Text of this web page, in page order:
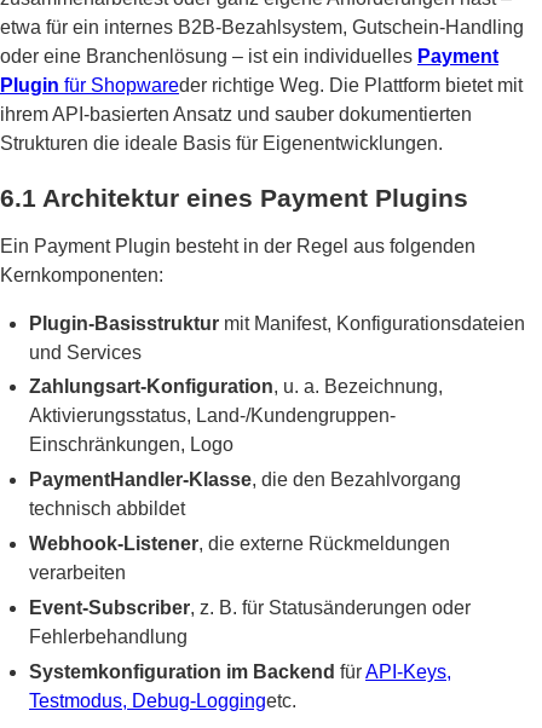
etwa für ein internes B2B-Bezahlsystem, Gutschein-Handling
oder eine Branchenlösung – ist ein individuelles Payment
Plugin für Shopwareder richtige Weg. Die Plattform bietet mit
ihrem API-basierten Ansatz und sauber dokumentierten
Strukturen die ideale Basis für Eigenentwicklungen.
6.1 Architektur eines Payment Plugins
Ein Payment Plugin besteht in der Regel aus folgenden
Kernkomponenten:
Plugin-Basisstruktur mit Manifest, Konfigurationsdateien
und Services
Zahlungsart-Konfiguration, u. a. Bezeichnung,
Aktivierungsstatus, Land-/Kundengruppen-
Einschränkungen, Logo
PaymentHandler-Klasse, die den Bezahlvorgang
technisch abbildet
Webhook-Listener, die externe Rückmeldungen
verarbeiten
Event-Subscriber, z. B. für Statusänderungen oder
Fehlerbehandlung
Systemkonfiguration im Backend fürAPI-Keys,
Testmodus, Debug-Loggingetc.